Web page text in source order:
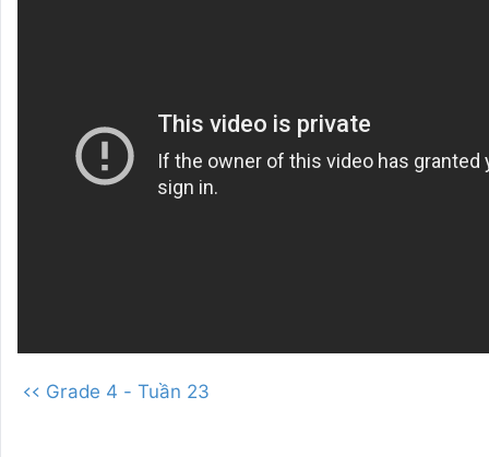
<< Grade 4 - Tuần 23